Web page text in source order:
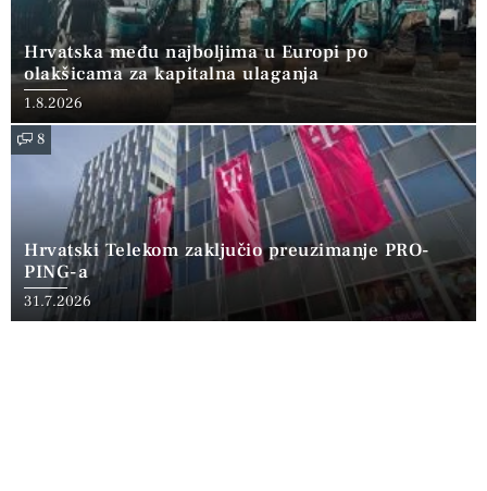
Hrvatska među najboljima u Europi po
olakšicama za kapitalna ulaganja
1.8.2026
8
Hrvatski Telekom zaključio preuzimanje PRO-
PING-a
31.7.2026